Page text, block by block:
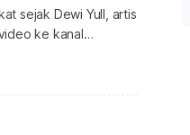
sejak Dewi Yull, artis
ke kanal
hal tersebut?
untuk promil ala Dewi